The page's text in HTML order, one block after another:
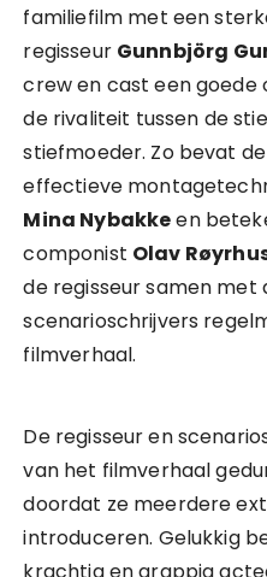
familiefilm met een
regisseur Gunnbjörg
crew en cast een
de rivaliteit tussen de
stiefmoeder. Zo bevat
effectieve
Mina Nybakkeen
componist Olav
de regisseur samen met
scenarioschrijvers
filmverhaal.
De regisseur en
van het filmverhaal
doordat ze meerdere
introduceren. Gelukkig